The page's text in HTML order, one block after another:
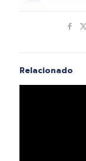
Relacionado